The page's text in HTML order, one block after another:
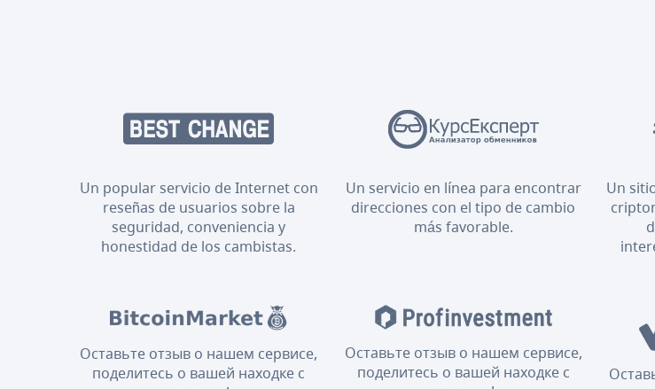
Un popular servicio de Internet con
reseñas de usuarios sobre la
seguridad, conveniencia y
honestidad de los cambistas.
Un servicio en línea para encontrar
direcciones con el tipo de cambio
más favorable.
Un
Оставьте отзыв о нашем сервисе,
поделитесь о вашей находке с
Оставьте отзыв о нашем сервисе,
поделитесь о вашей находке с